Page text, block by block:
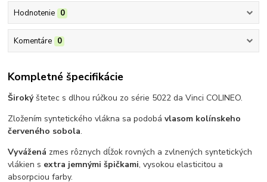
Hodnotenie 0
Komentáre 0
Kompletné špecifikácie
Široký štetec s dlhou rúčkou zo série 5022 da Vinci COLINEO.
Zložením syntetického vlákna sa podobávlasom kolínskeho
červeného sobola.
Vyvážená zmes rôznych dĺžok rovných a zvlnených syntetických
vlákien s extra jemnými špičkami, vysokou elasticitou a
absorpciou farby.